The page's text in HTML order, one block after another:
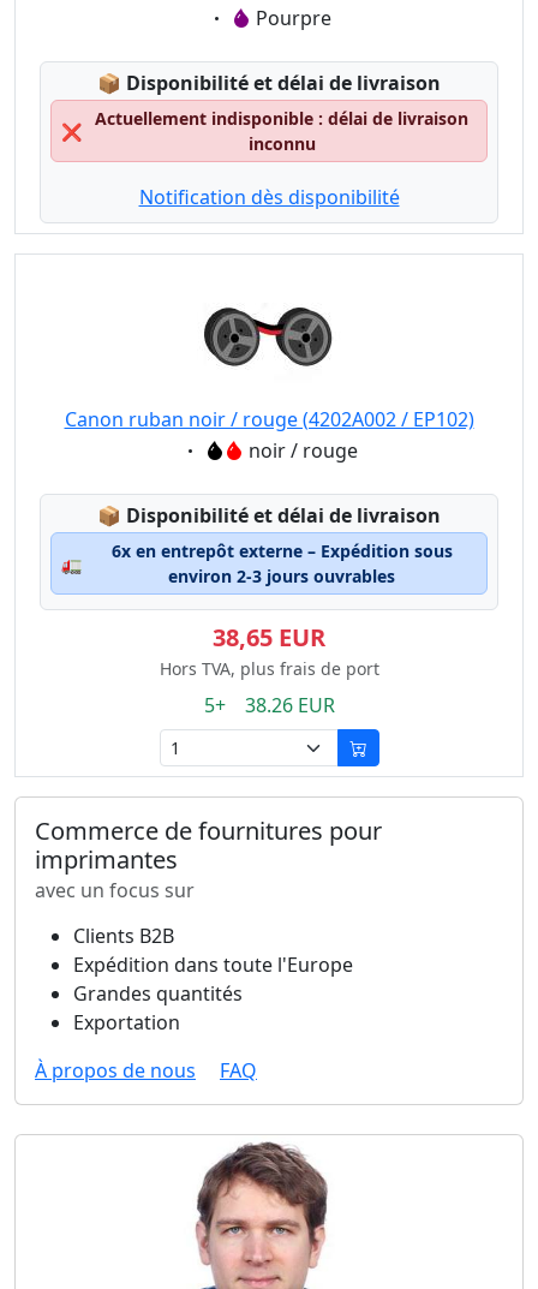
Eigenschaft:
Pourpre
📦 Lagerstatus:
Disponibilité et délai de livraison
❌
Actuellement indisponible : délai de livraison
inconnu
Notification dès disponibilité
Canon ruban noir / rouge (4202A002 / EP102)
Eigenschaft:noir / rouge
📦 Lagerstatus:
Disponibilité et délai de livraison
🚛
6x en entrepôt externe – Expédition sous
environ 2-3 jours ouvrables
38,65 EUR
Hors TVA, plus frais de port
5+ 38.26 EUR
Commerce de fournitures pour
imprimantes
avec un focus sur
Clients B2B
Expédition dans toute l'Europe
Grandes quantités
Exportation
À propos de nous
FAQ